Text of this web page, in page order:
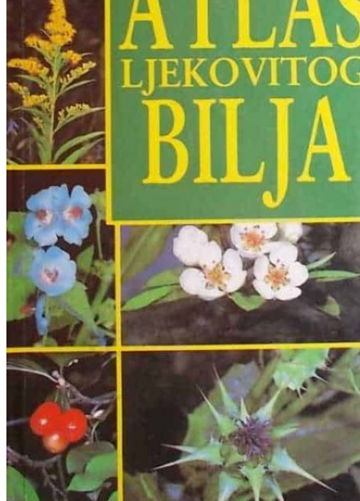
PRIRODNE ZNANOSTI
PSIHOLOGIJA, POPULARNA PSIHOLOGIJA,
ALTERNATIVA
RAZNO
RELIGIJA
OD RJEČNIKA
DO ZEMLJOVIDA
RJEČNICI, GRAMATIKE, PRAVOPISI…
ŠAH
STRIPOVI
TEHNIČKE ZNANOSTI
TEORIJA I POVIJEST KNJIŽEVNOSTI
VEDUTE
ZAGREB
ZEMLJOVIDI
Otkup knjiga
O nama
Novosti
AKCIJA
Pretraži:
Nema proizvoda u košarici
Povratak u trgovinu
Košarica